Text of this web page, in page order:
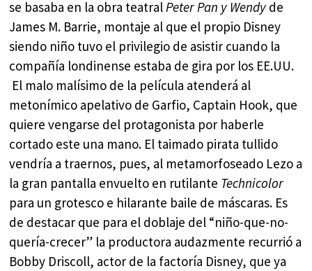
se basaba en la obra teatralPeter Pan y Wendy de
James M. Barrie, montaje al que el propio Disney
siendo niño tuvo el privilegio de asistir cuando la
compañía londinense estaba de gira por los EE.UU.
El malo malísimo de la película atenderá al
metonímico apelativo de Garfio, Captain Hook, que
quiere vengarse del protagonista por haberle
cortado este una mano. El taimado pirata tullido
vendría a traernos, pues, al metamorfoseado Lezo a
la gran pantalla envuelto en rutilante Technicolor
para un grotesco e hilarante baile de máscaras. Es
de destacar que para el doblaje del “niño-que-no-
quería-crecer” la productora audazmente recurrió a
Bobby Driscoll, actor de la factoría Disney, que ya